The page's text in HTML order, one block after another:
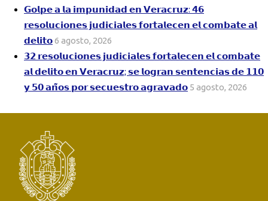
𝗚𝗼𝗹𝗽𝗲 𝗮 𝗹𝗮 𝗶𝗺𝗽𝘂𝗻𝗶𝗱𝗮𝗱 𝗲𝗻 𝗩𝗲𝗿𝗮𝗰𝗿𝘂𝘇: 𝟰𝟲
𝗿𝗲𝘀𝗼𝗹𝘂𝗰𝗶𝗼𝗻𝗲𝘀 𝗷𝘂𝗱𝗶𝗰𝗶𝗮𝗹𝗲𝘀 𝗳𝗼𝗿𝘁𝗮𝗹𝗲𝗰𝗲𝗻 𝗲𝗹 𝗰𝗼𝗺𝗯𝗮𝘁𝗲 𝗮𝗹
𝗱𝗲𝗹𝗶𝘁𝗼6 agosto, 2026
𝟯𝟮 𝗿𝗲𝘀𝗼𝗹𝘂𝗰𝗶𝗼𝗻𝗲𝘀 𝗷𝘂𝗱𝗶𝗰𝗶𝗮𝗹𝗲𝘀 𝗳𝗼𝗿𝘁𝗮𝗹𝗲𝗰𝗲𝗻 𝗲𝗹 𝗰𝗼𝗺𝗯𝗮𝘁𝗲
𝗮𝗹 𝗱𝗲𝗹𝗶𝘁𝗼 𝗲𝗻 𝗩𝗲𝗿𝗮𝗰𝗿𝘂𝘇; 𝘀𝗲 𝗹𝗼𝗴𝗿𝗮𝗻 𝘀𝗲𝗻𝘁𝗲𝗻𝗰𝗶𝗮𝘀 𝗱𝗲 𝟭𝟭𝟬
𝘆 𝟱𝟬 𝗮𝗻̃𝗼𝘀 𝗽𝗼𝗿 𝘀𝗲𝗰𝘂𝗲𝘀𝘁𝗿𝗼 𝗮𝗴𝗿𝗮𝘃𝗮𝗱𝗼 5 agosto, 2026